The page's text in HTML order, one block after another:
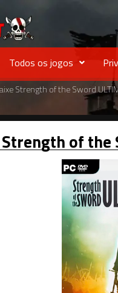
Todos os jogos
Strength of the Sword
of the